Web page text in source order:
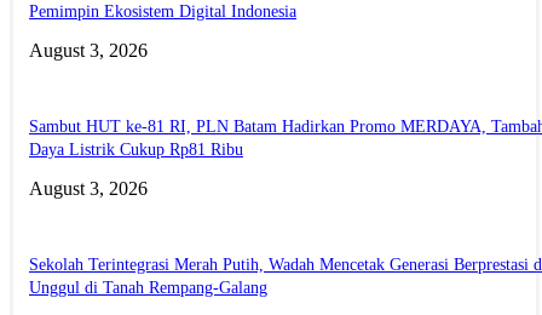
Pemimpin Ekosistem Digital Indonesia
August 3, 2026
Sambut HUT ke-81 RI, PLN Batam Hadirkan Promo MERDAYA,
Daya Listrik Cukup Rp81 Ribu
August 3, 2026
Sekolah Terintegrasi Merah Putih, Wadah Mencetak Generasi Berprestasi
Unggul di Tanah Rempang-Galang